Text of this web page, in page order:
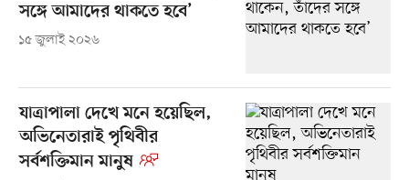
সঙ্গে আমাদের থাকতে হবে’
১৫ জুলাই ২০২৬
যাত্রাপালা দেখে মনে হয়েছিল,
অভিনেতারাই পৃথিবীর
সর্বশক্তিমান মানুষ